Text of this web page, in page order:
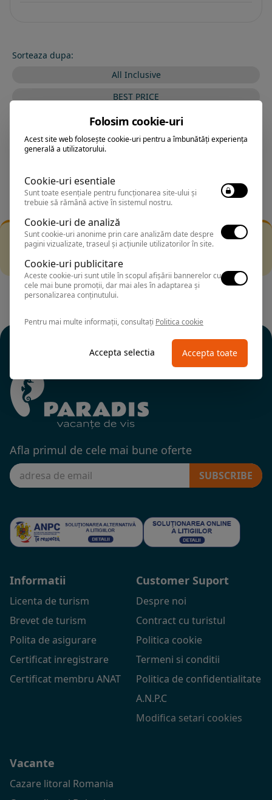
Sorteaza dupa:
All Inclusive
BEST PRICE
Exclusiv Paradis
Stele 1-5
Filtrarea nu a returnat niciun rezultat
Incearca sa folosesti o cautarea mai generala sau alege
alte fitre.
Afla primul de cele mai bune oferte
SUBSCRIBE
Informatii
Licenta de turism
Brevet de turism
Polita de asigurare
Certificat inregistrare
Certificat membru ANAT
Customer Suport
Despre noi
Contract cu turistul
Politica cookie
Termeni si conditii
Politica de confidentialitate
A.N.P.C
Modifica setari cookies
Vacante
Cazare litoral Romania
Folosim cookie-uri
Acest site web folosește cookie-uri pentru a îmbunătăți experiența
generală a utilizatorului.
Cookie-uri esentiale
Sunt toate esențiale pentru funcționarea site-ului și
trebuie să rămână active în sistemul nostru.
Cookie-uri de analiză
Sunt cookie-uri anonime prin care analizăm date despre
pagini vizualizate, traseul și acțiunile utilizatorilor în site.
Cookie-uri publicitare
Aceste cookie-uri sunt utile în scopul afișării bannerelor cu
cele mai bune promoții, dar mai ales în adaptarea și
personalizarea conținutului.
Pentru mai multe informații, consultați Politica cookie
Accepta selectia Accepta toate